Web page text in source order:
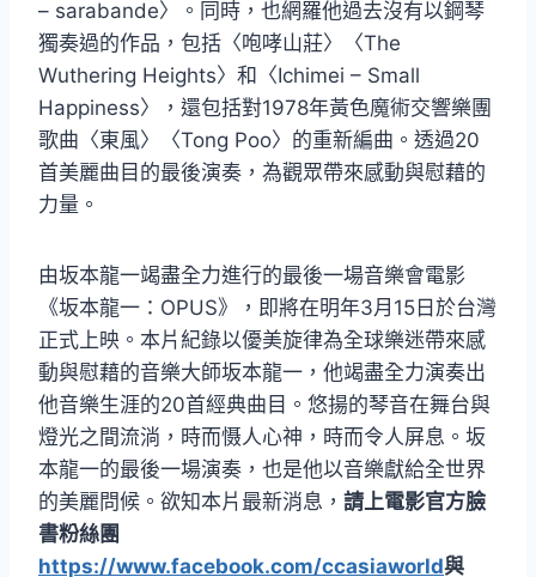
– sarabande〉。同時，也網羅他過去沒有以鋼琴
獨奏過的作品，包括〈咆哮山莊〉〈The
Wuthering Heights〉和〈Ichimei – Small
Happiness〉，還包括對1978年黃色魔術交響樂團
歌曲〈東風〉〈Tong Poo〉的重新編曲。透過20
首美麗曲目的最後演奏，為觀眾帶來感動與慰藉的
力量。
由坂本龍一竭盡全力進行的最後一場音樂會電影
《坂本龍一：OPUS》，即將在明年3月15日於台灣
正式上映。本片紀錄以優美旋律為全球樂迷帶來感
動與慰藉的音樂大師坂本龍一，他竭盡全力演奏出
他音樂生涯的20首經典曲目。悠揚的琴音在舞台與
燈光之間流淌，時而慑人心神，時而令人屏息。坂
本龍一的最後一場演奏，也是他以音樂獻給全世界
的美麗問候。欲知本片最新消息， 請上電影官方臉
書粉絲團
https://www.facebook.com/ccasiaworld與